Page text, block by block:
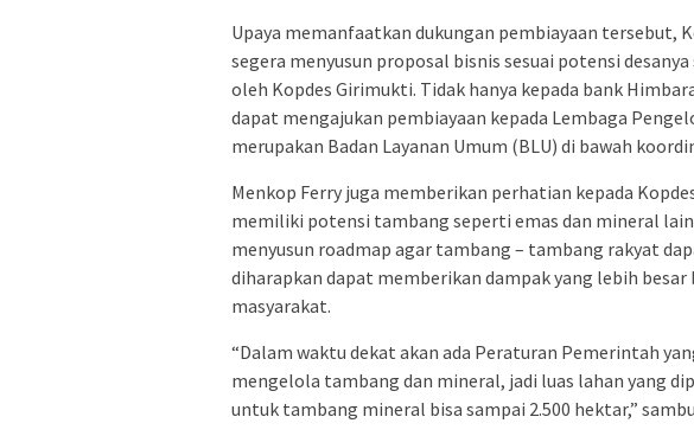
Upaya memanfaatkan dukungan pembiayaan tersebut,
segera menyusun proposal bisnis sesuai potensi
oleh Kopdes Girimukti. Tidak hanya kepada bank
dapat mengajukan pembiayaan kepada Lembaga
merupakan Badan Layanan Umum (BLU) di bawah
Menkop Ferry juga memberikan perhatian kepada
memiliki potensi tambang seperti emas dan mineral
menyusun roadmap agar tambang – tambang rakyat
diharapkan dapat memberikan dampak yang lebih
masyarakat.
“Dalam waktu dekat akan ada Peraturan Pemerintah
mengelola tambang dan mineral, jadi luas lahan yang
untuk tambang mineral bisa sampai 2.500 hektar,”